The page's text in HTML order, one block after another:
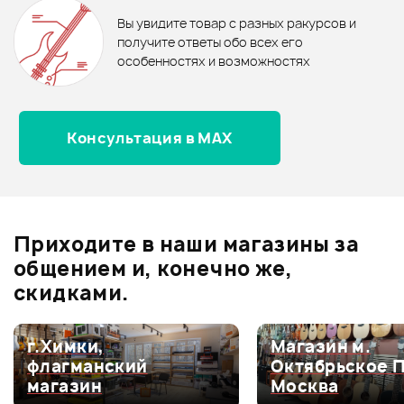
В корзину
0.0
Оценка5
Оценка4
Оценка1
Мой отзыв о товаре
Вы увидите товар с разных ракурсов и
получите ответы обо всех его
особенностях и возможностях
Консультация в MAX
Приходите в наши магазины за
общением и, конечно же,
скидками.
г.Химки,
флагманский
магазин
Магазин м.
Октябрьское
Москва